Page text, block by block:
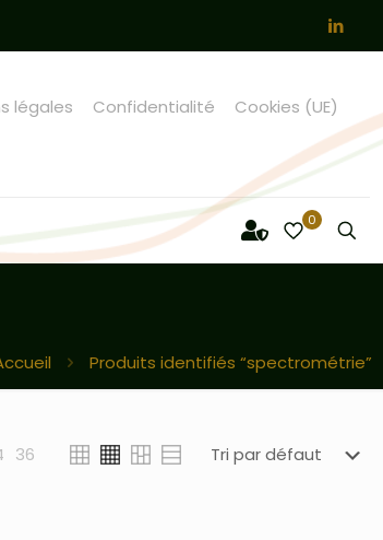
légales Confidentialité Cookies (UE)
0
Produits identifiés “spectrométrie”
36